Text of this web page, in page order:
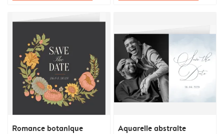
Romance botanique Aquarelle abstraite